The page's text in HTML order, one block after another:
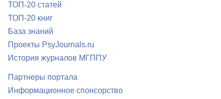
ТОП-20 статей
ТОП-20 книг
База знаний
Проекты PsyJournals.ru
История журналов МГППУ
Партнеры портала
Информационное спонсорство